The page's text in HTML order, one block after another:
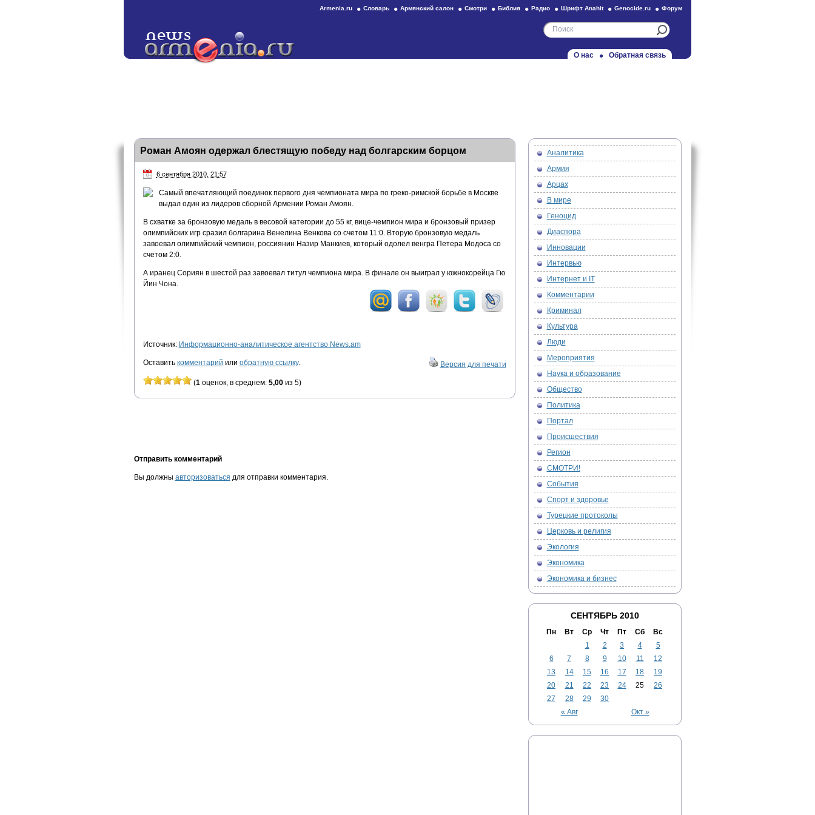
Armenia.ru Словарь Армянский салон Смотри Библия Радио Шрифт Anahit Genocide.ru Форум
О нас Обратная связь
Роман Амоян одержал блестящую победу над болгарским борцом
6 сентября 2010, 21:57
Самый впечатляющий поединок первого дня чемпионата мира по греко-римской борьбе в Москве
выдал один из лидеров сборной Армении Роман Амоян.
В схватке за бронзовую медаль в весовой категории до 55 кг, вице-чемпион мира и бронзовый призер
олимпийских игр сразил болгарина Венелина Венкова со счетом 11:0. Вторую бронзовую медаль
завоевал олимпийский чемпион, россиянин Назир Манкиев, который одолел венгра Петера Модоса со
счетом 2:0.
А иранец Сориян в шестой раз завоевал титул чемпиона мира. В финале он выиграл у южнокорейца Гю
Йин Чона.
Источник: Информационно-аналитическое агентство News.am
Оставить комментарий или обратную ссылку. Версия для печати
(1 оценок, в среднем: 5,00из 5)
Отправить комментарий
Вы должны авторизоваться для отправки комментария.
Аналитика
Армия
Арцах
В мире
Геноцид
Диаспора
Инновации
Интервью
Интернет и IT
Комментарии
Криминал
Культура
Люди
Мероприятия
Наука и образование
Общество
Политика
Портал
Происшествия
Регион
СМОТРИ!
События
Спорт и здоровье
Турецкие протоколы
Церковь и религия
Экология
Экономика
Экономика и бизнес
СЕНТЯБРЬ 2010
Пн Вт Ср Чт Пт Сб Вс
« Авг Окт »
1 2 3 4
5
6
7 8 9 10 11
12
13
14 15 16 17 18
19
20
21 22 23 24 25
26
27
28 29 30